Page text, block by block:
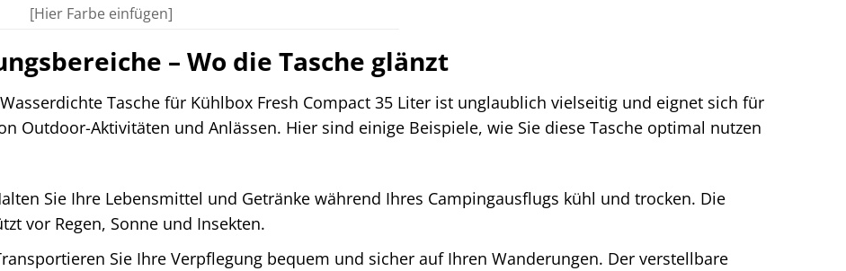
[Hier Farbe einfügen]
– Wo die Tasche glänzt
Wasserdichte Tasche für Kühlbox Fresh Compact 35 Liter ist unglaublich vielseitig und eignet sich für
Outdoor-Aktivitäten und Anlässen. Hier sind einige Beispiele, wie Sie diese Tasche optimal nutzen
Sie Ihre Lebensmittel und Getränke während Ihres Campingausflugs kühl und trocken. Die
vor Regen, Sonne und Insekten.
Sie Ihre Verpflegung bequem und sicher auf Ihren Wanderungen. Der verstellbare